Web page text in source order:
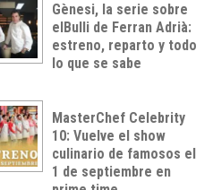
Gènesi, la serie sobre
elBulli de Ferran Adrià:
estreno, reparto y todo
lo que se sabe
MasterChef Celebrity
10: Vuelve el show
culinario de famosos el
1 de septiembre en